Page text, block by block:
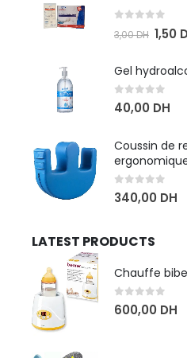
sur 5
3,00DH 1,50
Gel
0 sur 5
40,00 DH
Coussin de
0 sur 5
340,00 DH
LATEST PRODUCTS
Chauffe
0 sur 5
600,00 DH